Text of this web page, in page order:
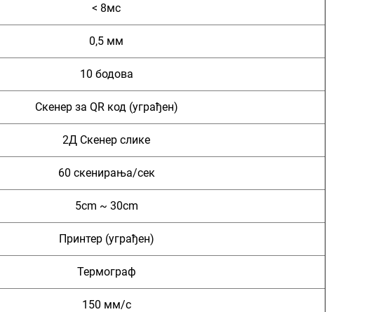
< 8мс
0,5 мм
10 бодова
Скенер за QR код (уграђен)
2Д Скенер слике
60 скенирања/сек
5cm ~ 30cm
Принтер (уграђен)
Термограф
150 мм/с